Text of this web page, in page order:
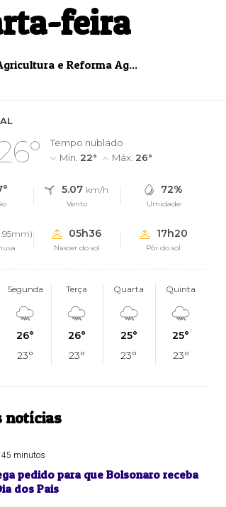
feira
e Reforma Ag...
Tempo nublado
Mín. 22° Máx. 26°
5.07 km/h
Vento
72%
Umidade
05h36
Nascer do sol
17h20
Pôr do sol
Segunda
26°
23°
Terça
26°
23°
Quarta
25°
23°
Quinta
25°
23°
notícias
45 minutos
pedido para que Bolsonaro receba
dos Pais